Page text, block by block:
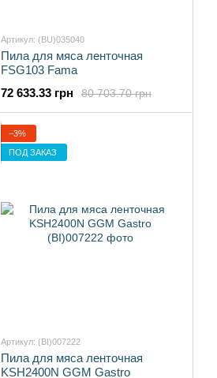
Артикул: (BU)035040
Пила для мяса ленточная
FSG103 Fama
80 703.70 грн
72 633.33 грн
−3%
ПОД ЗАКАЗ
Артикул: (BI)007222
Пила для мяса ленточная
KSH2400N GGM Gastro